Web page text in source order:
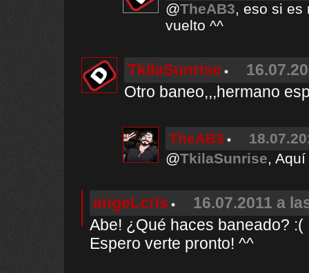
@TheAB3, eso si es
vuelto ^^
TkilaSunrise
Otro baneo,,,hermano
TheAB3
@TkilaSunrise,
angeLcris
16.07.2011 a
Abe! ¿Qué haces baneado? :(
Espero verte pronto! ^^